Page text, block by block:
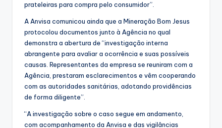
prateleiras para compra pelo consumidor”.
A Anvisa comunicou ainda que a Mineração Bom Jesus
protocolou documentos junto à Agência no qual
demonstra a abertura de “investigação interna
abrangente para avaliar a ocorrência e suas possíveis
causas. Representantes da empresa se reuniram com a
Agência, prestaram esclarecimentos e vêm cooperando
com as autoridades sanitárias, adotando providências
de forma diligente”.
“A investigação sobre o caso segue em andamento,
com acompanhamento da Anvisa e das vigilâncias